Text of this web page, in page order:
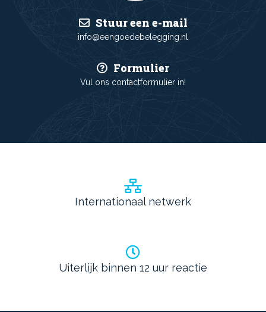
Stuur een e-mail
info@eengoedebelegging.nl
Formulier
Vul ons contactformulier in!
Internationaal netwerk
Uiterlijk binnen 12 uur reactie